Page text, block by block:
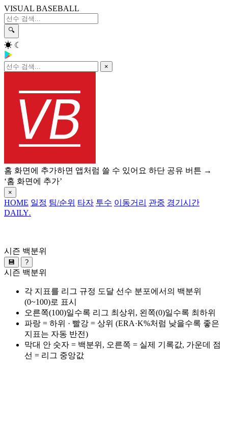
VISUAL BASEBALL
🔍
☀ ☾
×
홈 화면에 추가하면 앱처럼 쓸 수 있어요 하단 공유 버튼 →
‘홈 화면에 추가’
×
HOME 일정 팀/순위 타자 투수 이동거리 관중 경기시간
DAILY.
시즌 백분위
💾 ?
시즌 백분위
각 지표를 리그 규정 도달 선수 분포에서의 백분위
(0~100)로 표시
오른쪽(100)일수록 리그 최상위, 왼쪽(0)일수록 최하위
파랑 = 하위 · 빨강 = 상위 (ERA·K%처럼 낮을수록 좋은
지표는 자동 반전)
막대 안 숫자 = 백분위, 오른쪽 = 실제 기록값, 가운데 점
선 = 리그 중앙값